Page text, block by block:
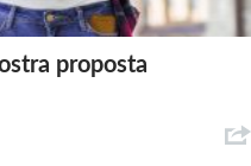
proposta